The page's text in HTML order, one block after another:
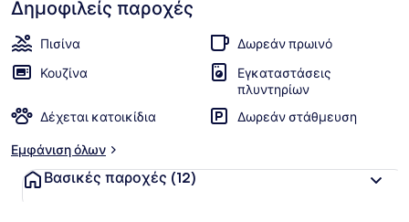
Δημοφιλείς παροχές
Πισίνα
Δωρεάν πρωινό
Κουζίνα
Εγκαταστάσεις
πλυντηρίων
Δέχεται κατοικίδια
Δωρεάν στάθμευση
Εμφάνιση όλων
Βασικές παροχές (12)